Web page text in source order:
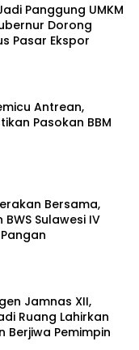
Panggung UMKM
Dorong
Pasar Ekspor
Antrean,
Pasokan BBM
Bersama,
Sulawesi IV
Jamnas XII,
Ruang Lahirkan
Berjiwa Pemimpin